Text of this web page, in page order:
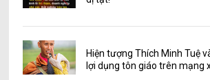
Hiện tượng Thích Minh Tuệ
lợi dụng tôn giáo trên mạng